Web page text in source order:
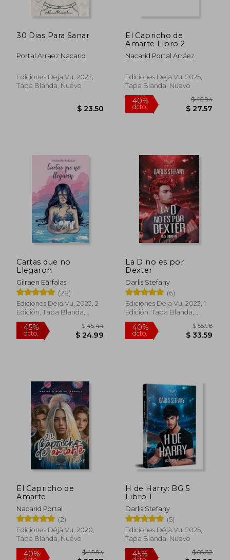
$ 20.50
30 Dias Para Sanar
Portal Arraez Nacarid
Ediciones Deja Vu, 2022,
Tapa Blanda, Nuevo
$ 23.50
El Capricho de
Amarte Libro 2
Nacarid Portal Arráez
Ediciones Deja Vu, 2025,
Tapa Blanda, Nuevo
40%
dcto. $
Cartas que no
Llegaron
Gilraen Eärfalas
(28)
Ediciones Deja Vu, 2023, 2
Edición, Tapa Blanda,
Nuevo
La D no es por
Dexter
Darlis Stefany
(6)
Ediciones Deja Vu, 2023, 1
Edición, Tapa Blanda,
Nuevo
El Capricho de
Amarte
Nacarid Portal
(2)
Ediciones Déjà Vu, 2020,
Tapa Blanda, Nuevo
H de Harry: BG.5
Libro 1
Darlis Stefany
(5)
Ediciones Déjà Vu, 2025,
Tapa Blanda, Nuevo